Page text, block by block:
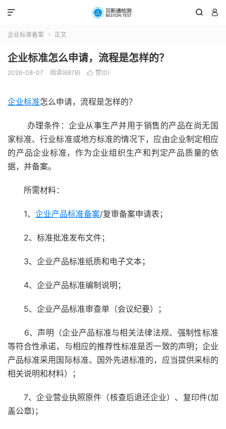
 

企业标准备案  正文
企业标准怎么申请，流程是怎样的？
2026-08-07 阅读(6878)  赞(0)
企业标准怎么申请，流程是怎样的？
办理条件：企业从事生产并用于销售的产品在尚无国
家标准、行业标准或地方标准的情况下，应由企业制定相应
的产品企业标准，作为企业组织生产和判定产品质量的依
据，并备案。
所需材料：
1、 企业产品标准备案/复审备案申请表；
2、标准批准发布文件；
3、企业产品标准纸质和电子文本；
4、企业产品标准编制说明；
5、企业产品标准审查单（会议纪要）；
6、声明（企业产品标准与相关法律法规、强制性标准
等符合性承诺，与相应的推荐性标准是否一致的声明；企业
产品标准采用国际标准、国外先进标准的，应当提供采标的
相关说明和材料）；
7、企业营业执照原件（核查后退还企业）、复印件(加
盖公章)；